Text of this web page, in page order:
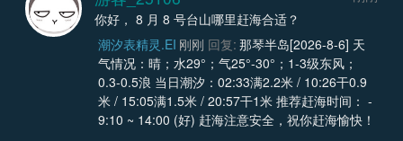
你好， 8 月 8 号台山哪里赶海合适？
潮汐表精灵.EI 刚刚 回复: 那琴半岛[2026-8-6] 天
气情况：晴；水29°；气25°-30°；1-3级东风；
0.3-0.5浪 当日潮汐：02:33满2.2米 / 10:26干0.9
米 / 15:05满1.5米 / 20:57干1米 推荐赶海时间： -
9:10 ~ 14:00 (好) 赶海注意安全，祝你赶海愉快！